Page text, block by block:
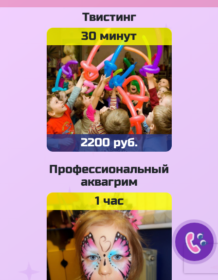
Твистинг
30 минут
2200 руб.
Профессиональный
аквагрим
1 час